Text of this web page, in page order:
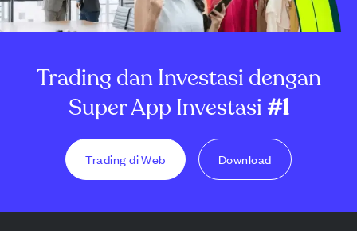
Trading dan Investasi dengan
Super App Investasi#1
Trading di Web Download